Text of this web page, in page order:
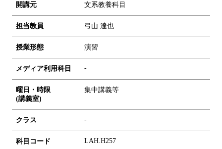
開講元 文系教養科目
担当教員 弓山 達也
授業形態 演習
メディア利用科目 -
曜日・時限
(講義室)
集中講義等
クラス -
科目コード LAH.H257